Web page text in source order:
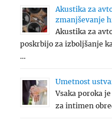
Akustika za
zmanjševanje
Akustika za
poskrbijo za izboljšanje
…
Umetnost
Vsaka poroka
za intimen